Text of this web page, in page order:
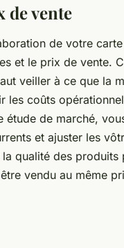
de vente
de votre
et le prix de vente.
veiller à ce que la
les coûts
étude de marché,
et ajuster les
qualité des produits
vendu au même